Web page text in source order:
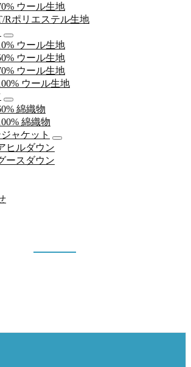
ウール生地
Rポリエステル生地
ウール生地
ウール生地
ウール生地
ウール生地
綿織物
綿織物
ャケット
ヒルダウン
ースダウン